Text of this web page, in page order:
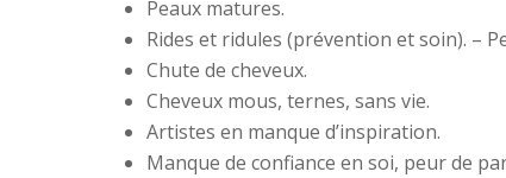
Peaux matures.
Rides et ridules (prévention et soin). –
Chute de cheveux.
Cheveux mous, ternes, sans vie.
Artistes en manque d’inspiration.
Manque de confiance en soi, peur de